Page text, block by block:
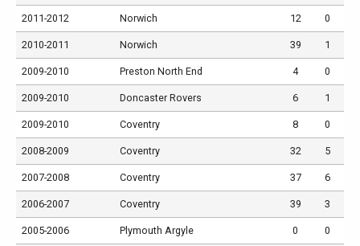
2011-2012 Norwich 12 0
2010-2011 Norwich 39 1
2009-2010 Preston North End 4 0
2009-2010 Doncaster Rovers 6 1
2009-2010 Coventry 8 0
2008-2009 Coventry 32 5
2007-2008 Coventry 37 6
2006-2007 Coventry 39 3
2005-2006 Plymouth Argyle 0 0